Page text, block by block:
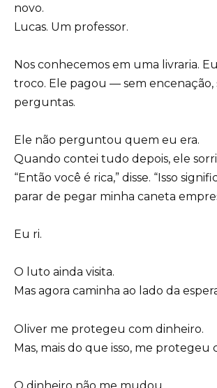
novo.
Lucas. Um professor.
Nos conhecemos em uma livraria.
troco. Ele pagou — sem encenação,
perguntas.
Ele não perguntou quem eu era.
Quando contei tudo depois, ele
“Então você é rica,” disse. “Isso
parar de pegar minha caneta
Eu ri.
O luto ainda visita.
Mas agora caminha ao lado da
Oliver me protegeu com dinheiro.
Mas, mais do que isso, me protegeu